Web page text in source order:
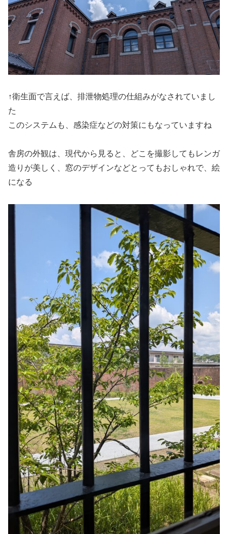
↑衛生面で言えば、排泄物処理の仕組みがなされていまし
た
このシステムも、感染症などの対策にもなっていますね
舎房の外観は、現代から見ると、どこを撮影してもレンガ
造りが美しく、窓のデザインなどとってもおしゃれで、絵
になる